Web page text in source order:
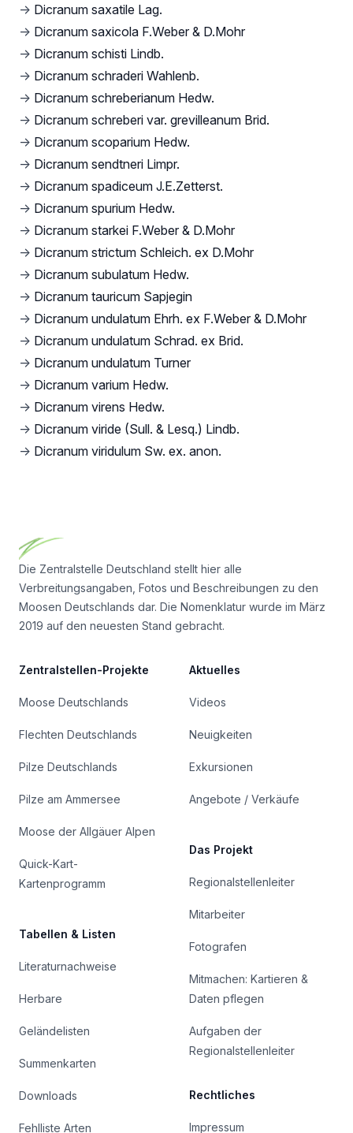
→ Dicranum saxatile Lag.
→ Dicranum saxicola F.Weber & D.Mohr
→ Dicranum schisti Lindb.
→ Dicranum schraderi Wahlenb.
→ Dicranum schreberianum Hedw.
→ Dicranum schreberi var. grevilleanum Brid.
→ Dicranum scoparium Hedw.
→ Dicranum sendtneri Limpr.
→ Dicranum spadiceum J.E.Zetterst.
→ Dicranum spurium Hedw.
→ Dicranum starkei F.Weber & D.Mohr
→ Dicranum strictum Schleich. ex D.Mohr
→ Dicranum subulatum Hedw.
→ Dicranum tauricum Sapjegin
→ Dicranum undulatum Ehrh. ex F.Weber & D.Mohr
→ Dicranum undulatum Schrad. ex Brid.
→ Dicranum undulatum Turner
→ Dicranum varium Hedw.
→ Dicranum virens Hedw.
→ Dicranum viride (Sull. & Lesq.) Lindb.
→ Dicranum viridulum Sw. ex. anon.
Die Zentralstelle Deutschland stellt hier alle
Verbreitungsangaben, Fotos und Beschreibungen zu den
Moosen Deutschlands dar. Die Nomenklatur wurde im März
2019 auf den neuesten Stand gebracht.
Zentralstellen-Projekte
Moose Deutschlands
Flechten Deutschlands
Pilze Deutschlands
Pilze am Ammersee
Moose der Allgäuer Alpen
Quick-Kart-
Kartenprogramm
Tabellen & Listen
Literaturnachweise
Herbare
Geländelisten
Summenkarten
Downloads
Fehlliste Arten
Aktuelles
Videos
Neuigkeiten
Exkursionen
Angebote / Verkäufe
Das Projekt
Regionalstellenleiter
Mitarbeiter
Fotografen
Mitmachen: Kartieren &
Daten pflegen
Aufgaben der
Regionalstellenleiter
Rechtliches
Impressum